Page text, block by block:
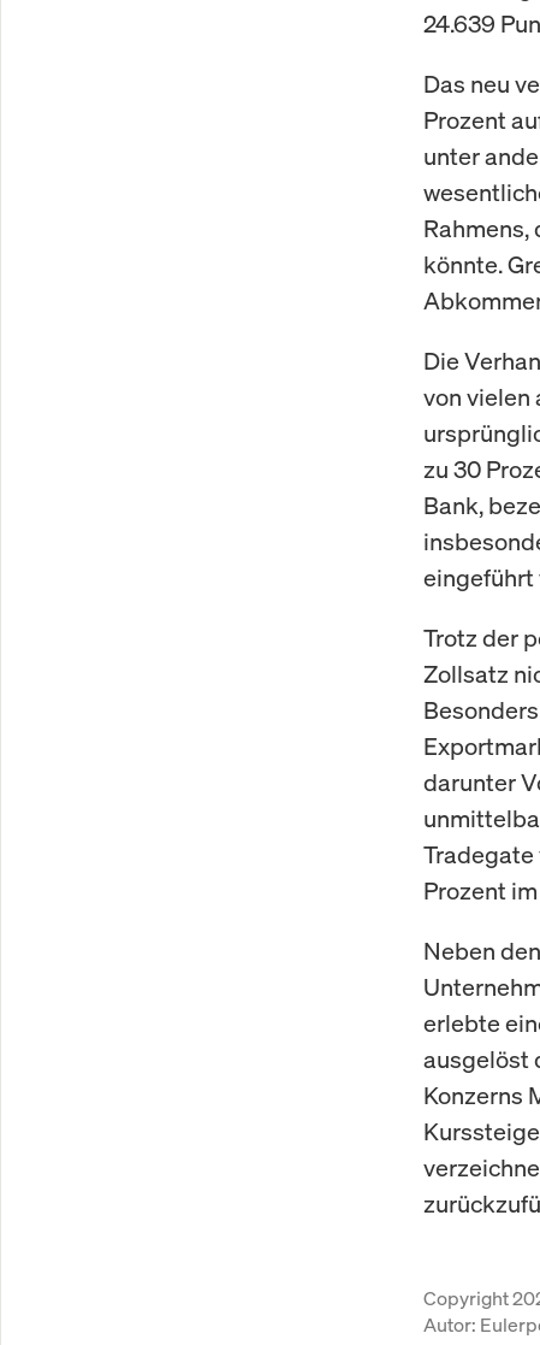
24.639
Das neu
Prozent
unter
könnte.
Die
von vielen
zu 30
Bank,
eingeführt
Trotz der
Zollsatz
darunter
Prozent
Neben
erlebte
ausgelöst
Konzerns
Copyright
Autor: